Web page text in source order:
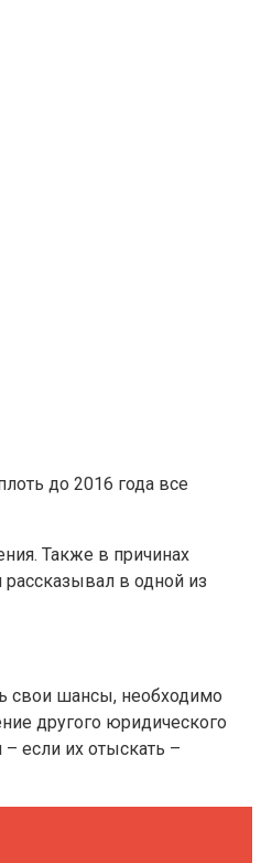
до 2016 года все
Также в причинах
в одной из
свои шансы, необходимо
другого юридического
если их отыскать –